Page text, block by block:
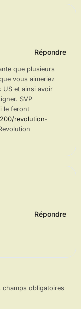
que plusieurs
vous aimeriez
US et ainsi avoir
SVP
le feront
revolution-
Répondre
Répondre
champs obligatoires